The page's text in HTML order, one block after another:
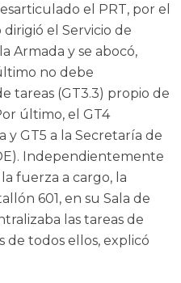
el PRT, por el
el Servicio de
Armada y se abocó,
no debe
tareas (GT3.3) propio de
último, el GT4
y GT5 a la Secretaría de
Independientemente
fuerza a cargo, la
601, en su Sala de
las tareas de
de todos ellos, explicó